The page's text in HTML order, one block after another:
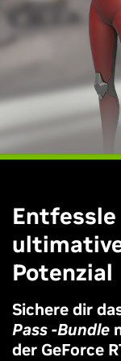
Entfessle
Potenzial
Sichere dir
Pass -Bundle
der GeForce